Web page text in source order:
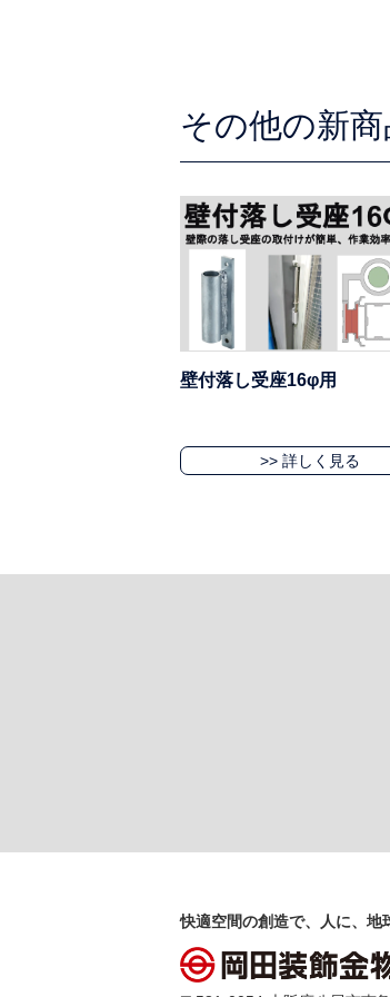
その他の新商
壁付落し受座16φ用
>> 詳しく見る
快適空間の創造で、人に、地